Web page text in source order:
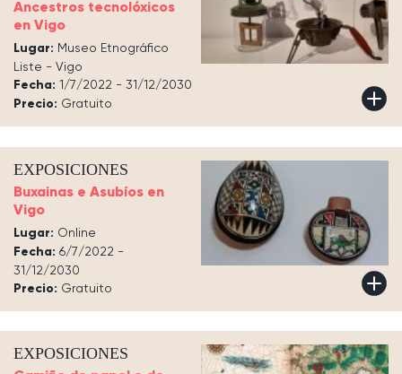
Ancestros tecnolóxicos
en Vigo
Lugar: Museo Etnográfico
Liste - Vigo
Fecha: 1/7/2022 - 31/12/2030
Precio: Gratuito
EXPOSICIONES
Buxainas e Asubíos en
Vigo
Lugar: Online
Fecha: 6/7/2022 -
31/12/2030
Precio: Gratuito
EXPOSICIONES